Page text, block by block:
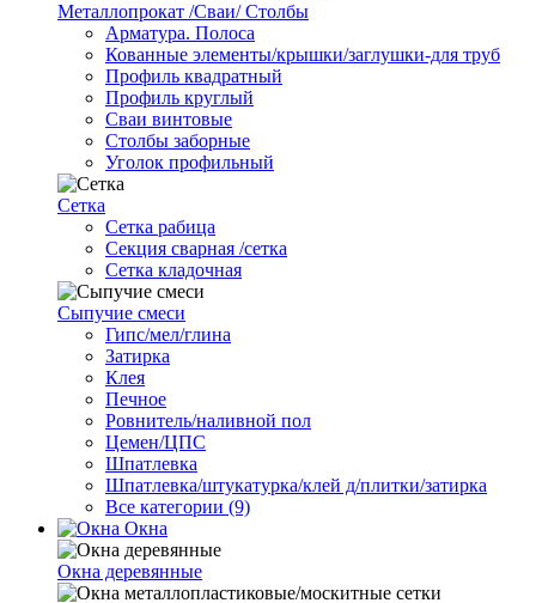
Металлопрокат /Сваи/ Столбы
Арматура. Полоса
Кованные элементы/крышки/заглушки-для труб
Профиль квадратный
Профиль круглый
Сваи винтовые
Столбы заборные
Уголок профильный
Сетка
Cетка рабица
Секция сварная /сетка
Сетка кладочная
Сыпучие смеси
Гипс/мел/глина
Затирка
Клея
Печное
Ровнитель/наливной пол
Цемен/ЦПС
Шпатлевка
Шпатлевка/штукатурка/клей д/плитки/затирка
Все категории (9)
Окна
Окна деревянные